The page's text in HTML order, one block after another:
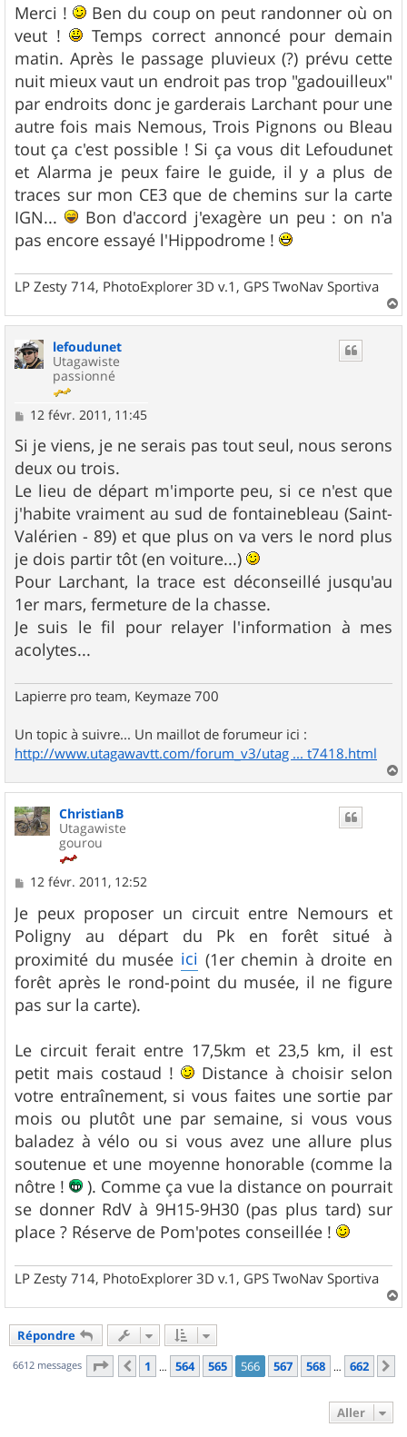
s
s
a
g
e
Merci !
Ben du coup on peut randonner où on
veut !
Temps correct annoncé pour demain
matin. Après le passage pluvieux (?) prévu cette
nuit mieux vaut un endroit pas trop "gadouilleux"
par endroits donc je garderais Larchant pour une
autre fois mais Nemous, Trois Pignons ou Bleau
tout ça c'est possible ! Si ça vous dit Lefoudunet
et Alarma je peux faire le guide, il y a plus de
traces sur mon CE3 que de chemins sur la carte
IGN...
Bon d'accord j'exagère un peu : on n'a
pas encore essayé l'Hippodrome !
LP Zesty 714, PhotoExplorer 3D v.1, GPS TwoNav Sportiva
a
lefoudunet
Utagawiste
passionné
M
s
s
a
g
e
12 févr. 2011, 11:45
Si je viens, je ne serais pas tout seul, nous serons
deux ou trois.
Le lieu de départ m'importe peu, si ce n'est que
j'habite vraiment au sud de fontainebleau (Saint-
Valérien - 89) et que plus on va vers le nord plus
je dois partir tôt (en voiture...)
Pour Larchant, la trace est déconseillé jusqu'au
1er mars, fermeture de la chasse.
Je suis le fil pour relayer l'information à mes
acolytes...
Lapierre pro team, Keymaze 700
Un topic à suivre... Un maillot de forumeur ici :
http://www.utagawavtt.com/forum_v3/utag ... t7418.html
a
ChristianB
Utagawiste
gourou
M
s
s
a
g
e
12 févr. 2011, 12:52
Je peux proposer un circuit entre Nemours et
Poligny au départ du Pk en forêt situé à
proximité du musée ici (1er chemin à droite en
forêt après le rond-point du musée, il ne figure
pas sur la carte).
Le circuit ferait entre 17,5km et 23,5 km, il est
petit mais costaud !
Distance à choisir selon
votre entraînement, si vous faites une sortie par
mois ou plutôt une par semaine, si vous vous
baladez à vélo ou si vous avez une allure plus
soutenue et une moyenne honorable (comme la
nôtre !
). Comme ça vue la distance on pourrait
se donner RdV à 9H15-9H30 (pas plus tard) sur
place ? Réserve de Pom'potes conseillée !
LP Zesty 714, PhotoExplorer 3D v.1, GPS TwoNav Sportiva
a
Répondre
6612 messages Page 566 sur662
Précédent
1 … 564 565 566 567 568 … 662
Aller